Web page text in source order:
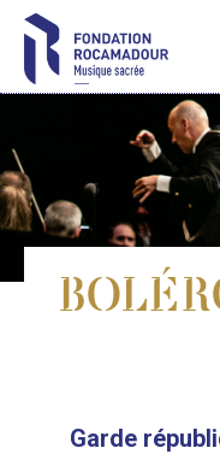
Garde